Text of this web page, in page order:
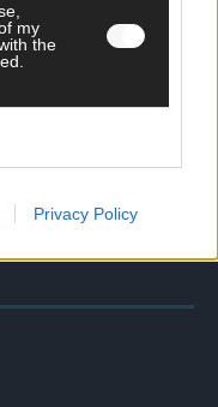
my
the
Privacy Policy